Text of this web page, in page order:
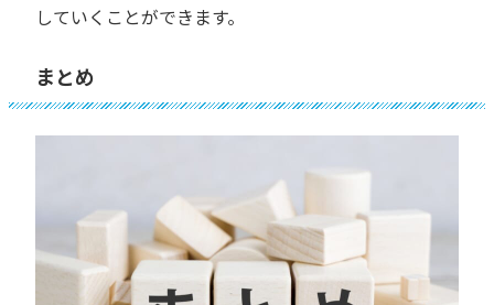
していくことができます。
まとめ